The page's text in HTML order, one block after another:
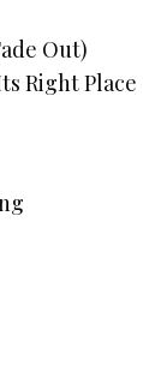
Out)
Right Place